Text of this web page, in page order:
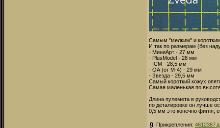
Самым "мелким" и
И так по размерам (без
- МиниАрт - 27 мм
- PlusModel - 28 мм
- ICM - 28,5 мм
- ОА (от M-4) - 29 мм
- Звезда - 29,5 мм
Самый короткий кожух
Самая маленькая по
Длина пулемета в
по деталировке он лучше
0,5 мм это конечно фигня,
Прикрепления: